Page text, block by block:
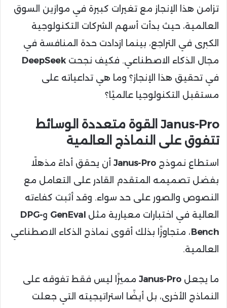
تزامن هذا الإنجاز مع تغيرات كبيرة في موازين السوق
العالمية، حيث بدأت أسهم الشركات التكنولوجية
الكبرى في التراجع، بينما ازدادت حدة المنافسة في
مجال الذكاء الاصطناعي. فكيف نجحت DeepSeek
في تحقيق هذا الإنجاز؟ وما هي تداعياته على
مستقبل التكنولوجيا عالميًا؟
Janus-Pro القوة متعددة الوسائط
تتفوق على النماذج العالمية
استطاع نموذج Janus-Pro أن يحقق أداءً مذهلًا
بفضل تصميمه المتقدم القادر على التعامل مع
النصوص والصور على حد سواء. وقد أثبت كفاءته
العالية في اختبارات معيارية مثل GenEval وDPG-
Bench، متجاوزًا بذلك أقوى نماذج الذكاء الاصطناعي
العالمية.
ما يجعل Janus-Pro مميزًا ليس فقط تفوقه على
النماذج الأخرى، بل أيضًا استراتيجيته التي جعلت